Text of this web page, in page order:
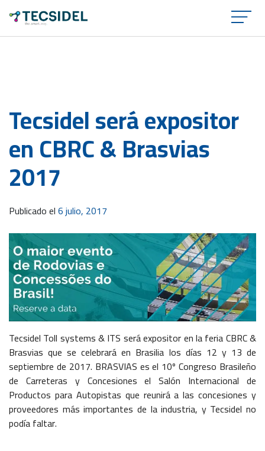
×
Tecsidel será expositor
en CBRC & Brasvias
2017
Publicado el6 julio, 2017
Tecsidel Toll systems & ITS será expositor en la feria CBRC &
Brasvias que se celebrará en Brasilia los días 12 y 13 de
septiembre de 2017. BRASVIAS es el 10º Congreso Brasileño
de Carreteras y Concesiones el Salón Internacional de
Productos para Autopistas que reunirá a las concesiones y
proveedores más importantes de la industria, y Tecsidel no
podía faltar.